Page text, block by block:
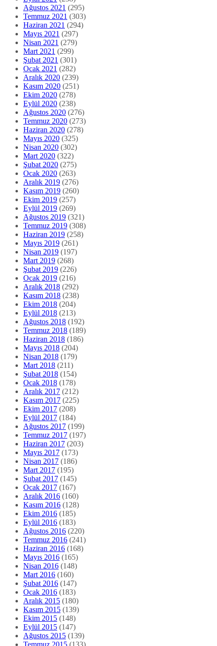
Ağustos 2021 (295)
Temmuz 2021 (303)
Haziran 2021 (294)
Mayıs 2021 (297)
Nisan 2021 (279)
Mart 2021 (299)
Şubat 2021 (301)
Ocak 2021 (282)
Aralık 2020 (239)
Kasım 2020 (251)
Ekim 2020 (278)
Eylül 2020 (238)
Ağustos 2020 (276)
Temmuz 2020 (273)
Haziran 2020 (278)
Mayıs 2020 (325)
Nisan 2020 (302)
Mart 2020 (322)
Şubat 2020 (275)
Ocak 2020 (263)
Aralık 2019 (276)
Kasım 2019 (260)
Ekim 2019 (257)
Eylül 2019 (269)
Ağustos 2019 (321)
Temmuz 2019 (308)
Haziran 2019 (258)
Mayıs 2019 (261)
Nisan 2019 (197)
Mart 2019 (268)
Şubat 2019 (226)
Ocak 2019 (216)
Aralık 2018 (292)
Kasım 2018 (238)
Ekim 2018 (204)
Eylül 2018 (213)
Ağustos 2018 (192)
Temmuz 2018 (189)
Haziran 2018 (186)
Mayıs 2018 (204)
Nisan 2018 (179)
Mart 2018 (211)
Şubat 2018 (154)
Ocak 2018 (178)
Aralık 2017 (212)
Kasım 2017 (225)
Ekim 2017 (208)
Eylül 2017 (184)
Ağustos 2017 (199)
Temmuz 2017 (197)
Haziran 2017 (203)
Mayıs 2017 (173)
Nisan 2017 (186)
Mart 2017 (195)
Şubat 2017 (145)
Ocak 2017 (167)
Aralık 2016 (160)
Kasım 2016 (128)
Ekim 2016 (185)
Eylül 2016 (183)
Ağustos 2016 (220)
Temmuz 2016 (241)
Haziran 2016 (168)
Mayıs 2016 (165)
Nisan 2016 (148)
Mart 2016 (160)
Şubat 2016 (147)
Ocak 2016 (183)
Aralık 2015 (180)
Kasım 2015 (139)
Ekim 2015 (148)
Eylül 2015 (147)
Ağustos 2015 (139)
Temmuz 2015 (133)